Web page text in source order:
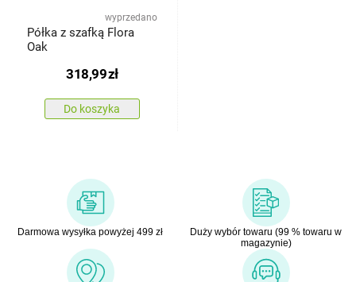
wyprzedano
Półka z szafką Flora
Oak
318,99zł
Do koszyka
Darmowa wysyłka powyżej 499 zł
Duży wybór towaru (99 % towaru w
magazynie)